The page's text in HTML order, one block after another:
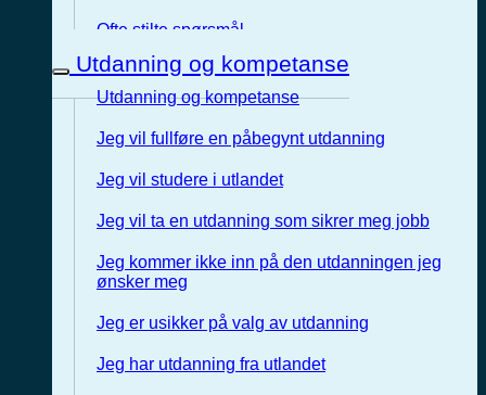
Ofte stilte spørsmål
Utdanning og kompetanse
Utdanning og kompetanse
Jeg vil fullføre en påbegynt utdanning
Jeg vil studere i utlandet
Jeg vil ta en utdanning som sikrer meg jobb
Jeg kommer ikke inn på den utdanningen jeg
ønsker meg
Jeg er usikker på valg av utdanning
Jeg har utdanning fra utlandet